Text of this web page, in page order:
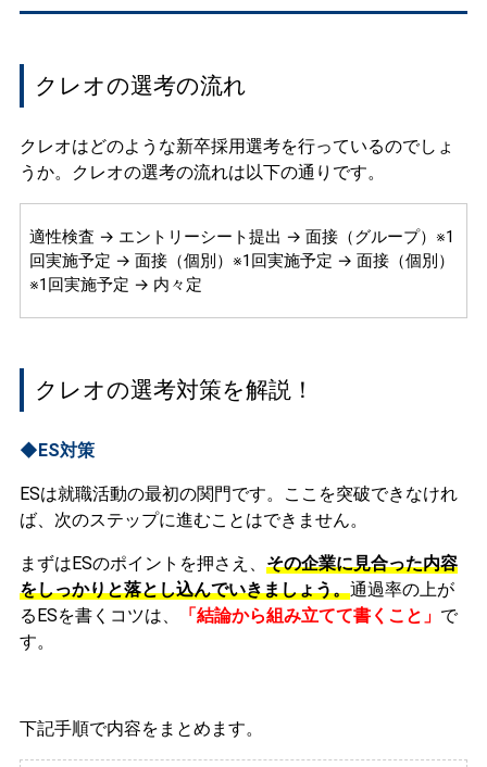
クレオの選考の流れ
クレオはどのような新卒採用選考を行っているのでしょ
うか。クレオの選考の流れは以下の通りです。
適性検査 → エントリーシート提出 → 面接（グループ）※1
回実施予定 → 面接（個別）※1回実施予定 → 面接（個別）
※1回実施予定 → 内々定
クレオの選考対策を解説！
◆ES対策
ESは就職活動の最初の関門です。ここを突破できなけれ
ば、次のステップに進むことはできません。
まずはESのポイントを押さえ、 その企業に見合った内容
をしっかりと落とし込んでいきましょう。通過率の上が
るESを書くコツは、
「結論から組み立てて書くこと」 で
す。
下記手順で内容をまとめます。